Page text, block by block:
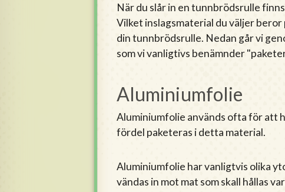
När du slår in en tunnbrödsrulle
Vilket inslagsmaterial du väljer
din tunnbrödsrulle. Nedan går vi
som vi vanligtivs benämnder
Aluminiumfolie
Aluminiumfolie används ofta för att
fördel paketeras i detta material.
Aluminiumfolie har vanligtvis olika
vändas in mot mat som skall hållas